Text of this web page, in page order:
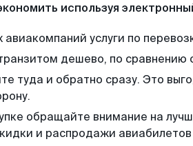
используя
авиакомпаний услуги по
дешево, по сравнению
туда и обратно сразу. Это
обращайте внимание на
и распродажи